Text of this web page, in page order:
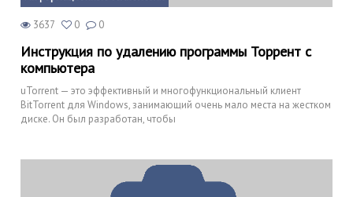
3637 0 0
Инструкция по удалению программы Торрент с
компьютера
uTorrent — это эффективный и многофункциональный клиент
BitTorrent для Windows, занимающий очень мало места на жестком
диске. Он был разработан, чтобы